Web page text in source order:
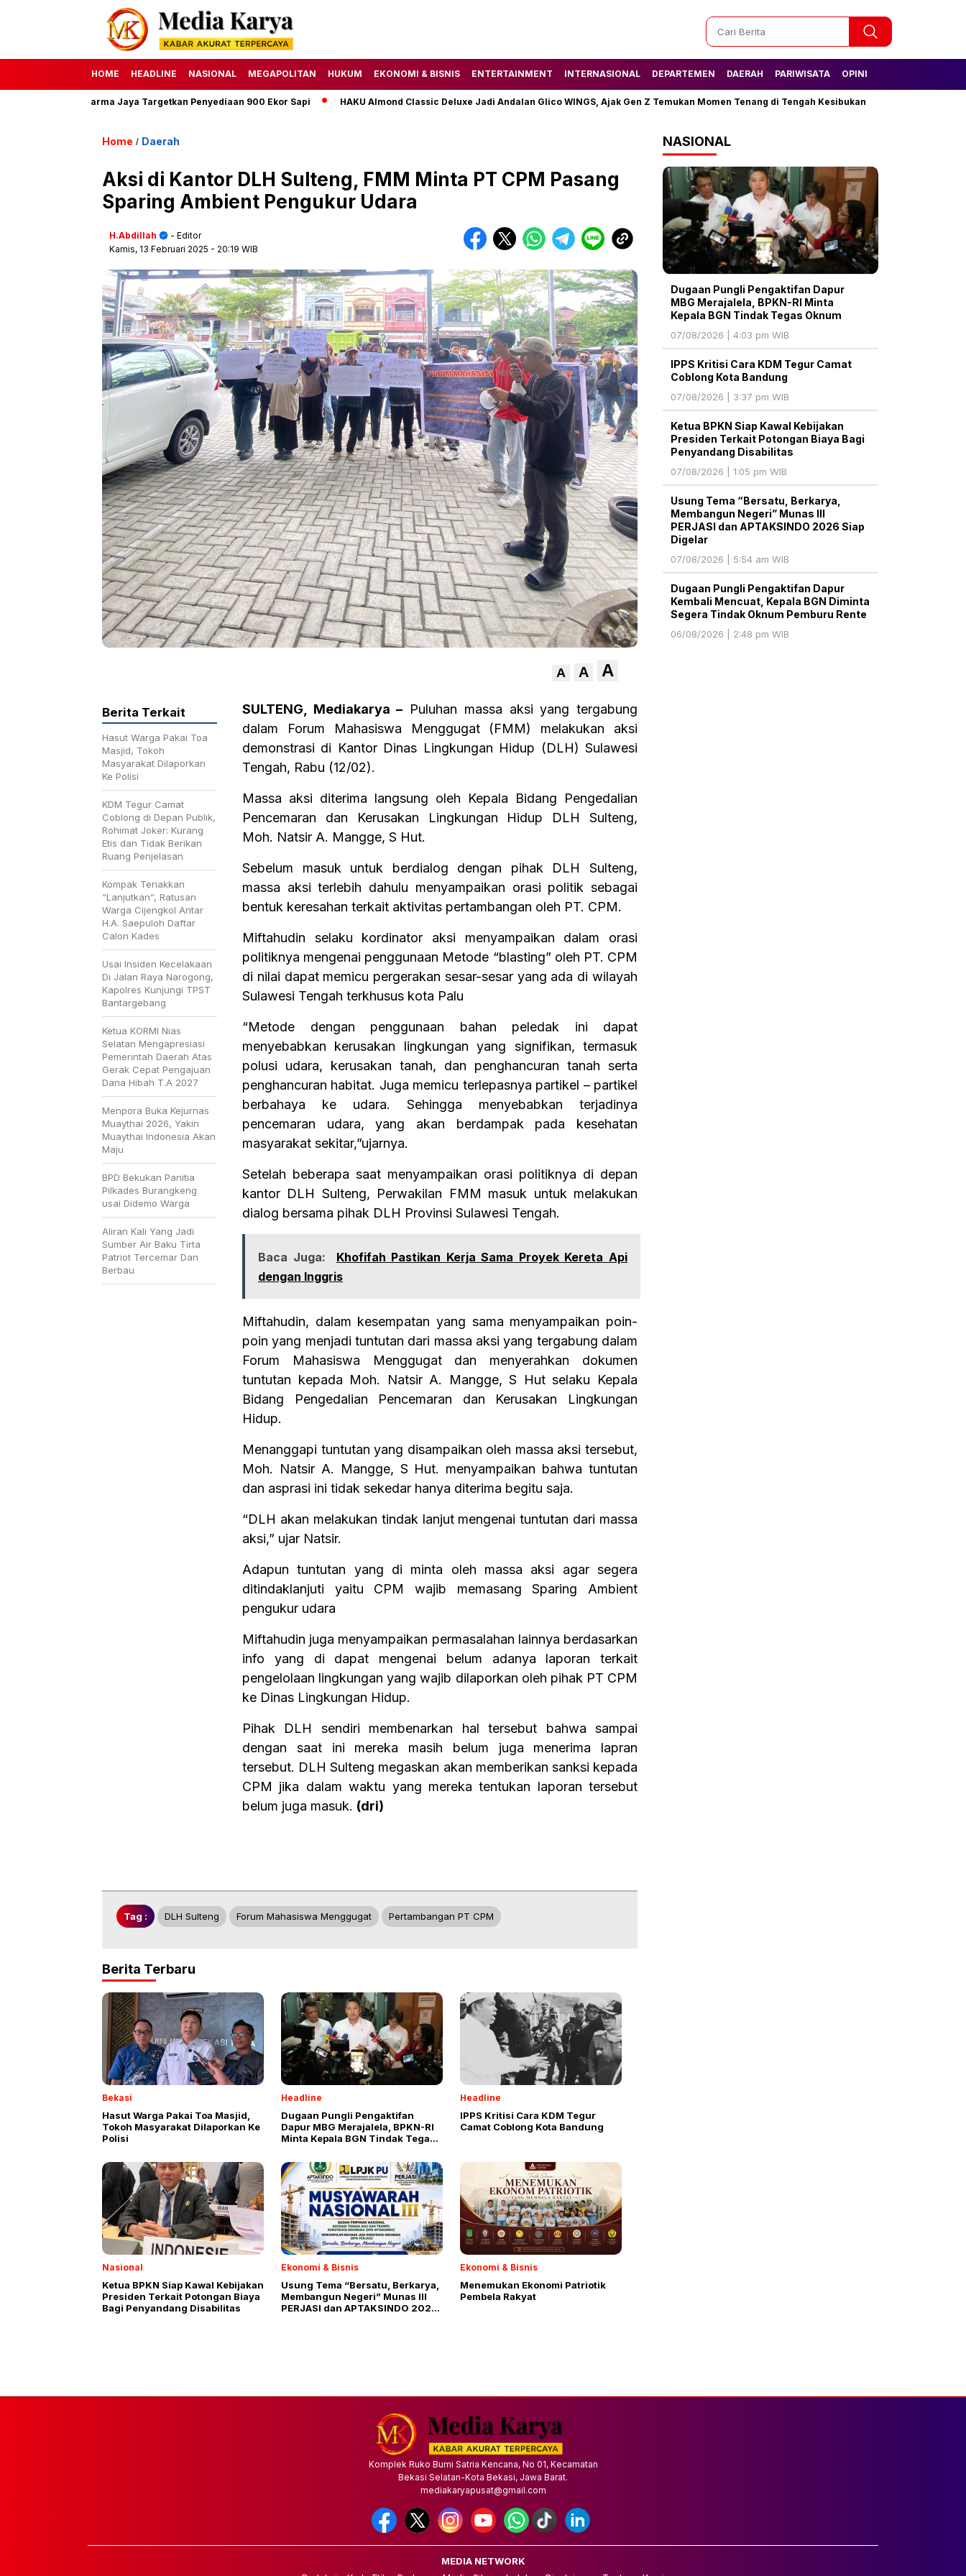
HOME HEADLINE NASIONAL MEGAPOLITAN HUKUM EKONOMI & BISNIS ENTERTAINMENT INTERNASIONAL DEPARTEMEN DAERAH PARIWISATA OPINI
Perumda Dharma Jaya Targetkan Penyediaan 900 Ekor Sapi HAKU Almond Classic Deluxe Jadi Andalan Glico WINGS, Ajak Gen Z Temukan Momen Tenang di Tengah Kesibukan Tak Lagi Kesulitan
Home / Daerah
Aksi di Kantor DLH Sulteng, FMM Minta PT CPM Pasang
Sparing Ambient Pengukur Udara
H.Abdillah
- Editor
Kamis, 13 Februari 2025 - 20:19 WIB
A A A
SULTENG, Mediakarya – Puluhan massa aksi yang tergabung
dalam Forum Mahasiswa Menggugat (FMM) melakukan aksi
demonstrasi di Kantor Dinas Lingkungan Hidup (DLH) Sulawesi
Tengah, Rabu (12/02).
Massa aksi diterima langsung oleh Kepala Bidang Pengedalian
Pencemaran dan Kerusakan Lingkungan Hidup DLH Sulteng,
Moh. Natsir A. Mangge, S Hut.
Sebelum masuk untuk berdialog dengan pihak DLH Sulteng,
massa aksi terlebih dahulu menyampaikan orasi politik sebagai
bentuk keresahan terkait aktivitas pertambangan oleh PT. CPM.
Miftahudin selaku kordinator aksi menyampaikan dalam orasi
politiknya mengenai penggunaan Metode “blasting” oleh PT. CPM
di nilai dapat memicu pergerakan sesar-sesar yang ada di wilayah
Sulawesi Tengah terkhusus kota Palu
“Metode dengan penggunaan bahan peledak ini dapat
menyebabkan kerusakan lingkungan yang signifikan, termasuk
polusi udara, kerusakan tanah, dan penghancuran tanah serta
penghancuran habitat. Juga memicu terlepasnya partikel – partikel
berbahaya ke udara. Sehingga menyebabkan terjadinya
pencemaran udara, yang akan berdampak pada kesehatan
masyarakat sekitar,”ujarnya.
Setelah beberapa saat menyampaikan orasi politiknya di depan
kantor DLH Sulteng, Perwakilan FMM masuk untuk melakukan
dialog bersama pihak DLH Provinsi Sulawesi Tengah.
Baca Juga:
Khofifah Pastikan Kerja Sama Proyek Kereta Api
dengan Inggris
Miftahudin, dalam kesempatan yang sama menyampaikan poin-
poin yang menjadi tuntutan dari massa aksi yang tergabung dalam
Forum Mahasiswa Menggugat dan menyerahkan dokumen
tuntutan kepada Moh. Natsir A. Mangge, S Hut selaku Kepala
Bidang Pengedalian Pencemaran dan Kerusakan Lingkungan
Hidup.
Menanggapi tuntutan yang disampaikan oleh massa aksi tersebut,
Moh. Natsir A. Mangge, S Hut. menyampaikan bahwa tuntutan
dan asprasi ini tidak sekedar hanya diterima begitu saja.
“DLH akan melakukan tindak lanjut mengenai tuntutan dari massa
aksi,” ujar Natsir.
Adapun tuntutan yang di minta oleh massa aksi agar segera
ditindaklanjuti yaitu CPM wajib memasang Sparing Ambient
pengukur udara
Miftahudin juga menyampaikan permasalahan lainnya berdasarkan
info yang di dapat mengenai belum adanya laporan terkait
pengelolaan lingkungan yang wajib dilaporkan oleh pihak PT CPM
ke Dinas Lingkungan Hidup.
Pihak DLH sendiri membenarkan hal tersebut bahwa sampai
dengan saat ini mereka masih belum juga menerima lapran
tersebut. DLH Sulteng megaskan akan memberikan sanksi kepada
CPM jika dalam waktu yang mereka tentukan laporan tersebut
belum juga masuk. (dri)
Berita Terkait
Hasut Warga Pakai Toa
Masjid, Tokoh
Masyarakat Dilaporkan
Ke Polisi
KDM Tegur Camat
Coblong di Depan Publik,
Rohimat Joker: Kurang
Etis dan Tidak Berikan
Ruang Penjelasan
Kompak Teriakkan
“Lanjutkan”, Ratusan
Warga Cijengkol Antar
H.A. Saepuloh Daftar
Calon Kades
Usai Insiden Kecelakaan
Di Jalan Raya Narogong,
Kapolres Kunjungi TPST
Bantargebang
Ketua KORMI Nias
Selatan Mengapresiasi
Pemerintah Daerah Atas
Gerak Cepat Pengajuan
Dana Hibah T.A 2027
Menpora Buka Kejurnas
Muaythai 2026, Yakin
Muaythai Indonesia Akan
Maju
BPD Bekukan Panitia
Pilkades Burangkeng
usai Didemo Warga
Aliran Kali Yang Jadi
Sumber Air Baku Tirta
Patriot Tercemar Dan
Berbau
Tag : DLH Sulteng Forum Mahasiswa Menggugat Pertambangan PT CPM
Berita Terbaru
Bekasi
Hasut Warga Pakai Toa Masjid,
Tokoh Masyarakat Dilaporkan Ke
Polisi
Headline
Dugaan Pungli Pengaktifan
Dapur MBG Merajalela, BPKN-RI
Minta Kepala BGN Tindak Tegas
Headline
IPPS Kritisi Cara KDM Tegur
Camat Coblong Kota Bandung
Nasional
Ketua BPKN Siap Kawal Kebijakan
Presiden Terkait Potongan Biaya
Bagi Penyandang Disabilitas
Ekonomi & Bisnis
Usung Tema “Bersatu, Berkarya,
Membangun Negeri” Munas III
PERJASI dan APTAKSINDO 2026
Ekonomi & Bisnis
Menemukan Ekonomi Patriotik
Pembela Rakyat
NASIONAL
Dugaan Pungli Pengaktifan Dapur
MBG Merajalela, BPKN-RI Minta
Kepala BGN Tindak Tegas Oknum
07/08/2026 | 4:03 pm WIB
IPPS Kritisi Cara KDM Tegur Camat
Coblong Kota Bandung
07/08/2026 | 3:37 pm WIB
Ketua BPKN Siap Kawal Kebijakan
Presiden Terkait Potongan Biaya Bagi
Penyandang Disabilitas
07/08/2026 | 1:05 pm WIB
Usung Tema “Bersatu, Berkarya,
Membangun Negeri” Munas III
PERJASI dan APTAKSINDO 2026 Siap
Digelar
07/08/2026 | 5:54 am WIB
Dugaan Pungli Pengaktifan Dapur
Kembali Mencuat, Kepala BGN Diminta
Segera Tindak Oknum Pemburu Rente
06/08/2026 | 2:48 pm WIB
Komplek Ruko Bumi Satria Kencana, No 01, Kecamatan
Bekasi Selatan-Kota Bekasi, Jawa Barat.
mediakaryapusat@gmail.com
MEDIA NETWORK